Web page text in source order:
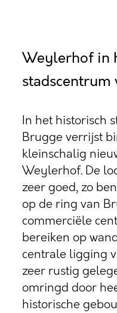
Weylerhof in
stadscentrum
In het historisch
Brugge verrijst
kleinschalig
Weylerhof. De
zeer goed, zo
op de ring van
commerciële
bereiken op
centrale ligging
zeer rustig
omringd door
historische